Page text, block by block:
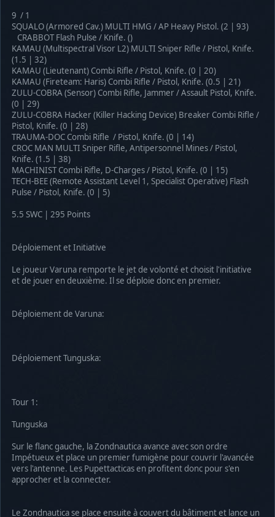
9 / 1
SQUALO (Armored Cav.) MULTI HMG / AP Heavy Pistol. (2 | 93)
CRABBOT Flash Pulse / Knife. ()
KAMAU (Multispectral Visor L2) MULTI Sniper Rifle / Pistol, Knife.
(1.5 | 32)
KAMAU (Lieutenant) Combi Rifle / Pistol, Knife. (0 | 20)
KAMAU (Fireteam: Haris) Combi Rifle / Pistol, Knife. (0.5 | 21)
ZULU-COBRA (Sensor) Combi Rifle, Jammer / Assault Pistol, Knife.
(0 | 29)
ZULU-COBRA Hacker (Killer Hacking Device) Breaker Combi Rifle /
Pistol, Knife. (0 | 28)
TRAUMA-DOC Combi Rifle / Pistol, Knife. (0 | 14)
CROC MAN MULTI Sniper Rifle, Antipersonnel Mines / Pistol,
Knife. (1.5 | 38)
MACHINIST Combi Rifle, D-Charges / Pistol, Knife. (0 | 15)
TECH-BEE (Remote Assistant Level 1, Specialist Operative) Flash
Pulse / Pistol, Knife. (0 | 5)
5.5 SWC | 295 Points
Déploiement et Initiative
Le joueur Varuna remporte le jet de volonté et choisit l'initiative
et de jouer en deuxième. Il se déploie donc en premier.
Déploiement de Varuna:
Déploiement Tunguska:
Tour 1:
Tunguska
Sur le flanc gauche, la Zondnautica avance avec son ordre
Impétueux et place un premier fumigène pour couvrir l'avancée
vers l'antenne. Les Pupettacticas en profitent donc pour s'en
approcher et la connecter.
Le Zondnautica se place ensuite à couvert du bâtiment et lance un